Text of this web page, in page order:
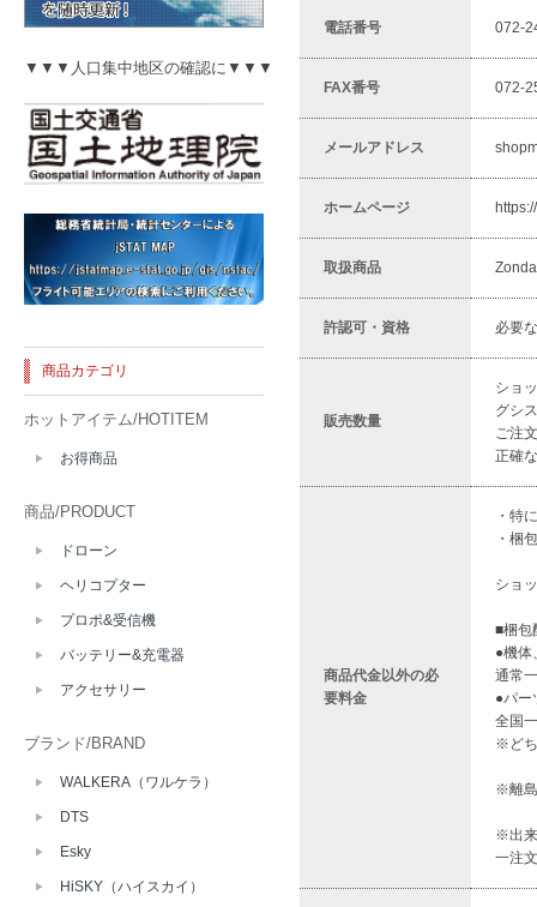
電話番号 072-
FAX番号 072-
メールアドレス
ホームページ
取扱商品
許認可・資格 必要
販売数量
ショ
グシ
ご注
正確
商品代金以外の必
要料金
・特
・梱
ショ
■梱包
●機体
通常
●パ
全国
※どち
※離島
※出来
一注
▼▼▼人口集中地区の確認に▼▼▼
商品カテゴリ
ホットアイテム/HOTITEM
お得商品
商品/PRODUCT
ドローン
ヘリコプター
プロポ&受信機
バッテリー&充電器
アクセサリー
ブランド/BRAND
WALKERA（ワルケラ）
DTS
Esky
HiSKY（ハイスカイ）